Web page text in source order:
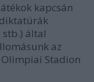
kapcsán
által
az
Stadion